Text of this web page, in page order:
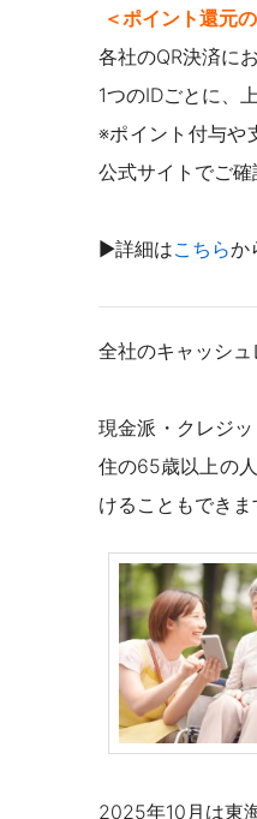
＜ポイント還元
各社のQR決済に
1つのIDごとに、
※ポイント付与や
公式サイトでご
▶詳細はこちらか
全社のキャッシ
現金派・クレジ
住の65歳以上の
けることもできま
2025年10月は東